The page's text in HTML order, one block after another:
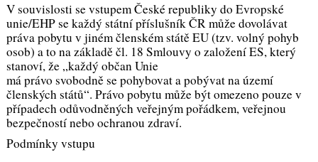
V souvislosti se vstupem České republiky do Evropské
unie/EHP se každý státní příslušník ČR může dovolávat
práva pobytu v jiném členském státě EU (tzv. volný pohyb
osob) a to na základě čl. 18 Smlouvy o založení ES, který
stanoví, že „každý občan Unie
má právo svobodně se pohybovat a pobývat na území
členských států“. Právo pobytu může být omezeno pouze v
případech odůvodněných veřejným pořádkem, veřejnou
bezpečností nebo ochranou zdraví.
Podmínky vstupu